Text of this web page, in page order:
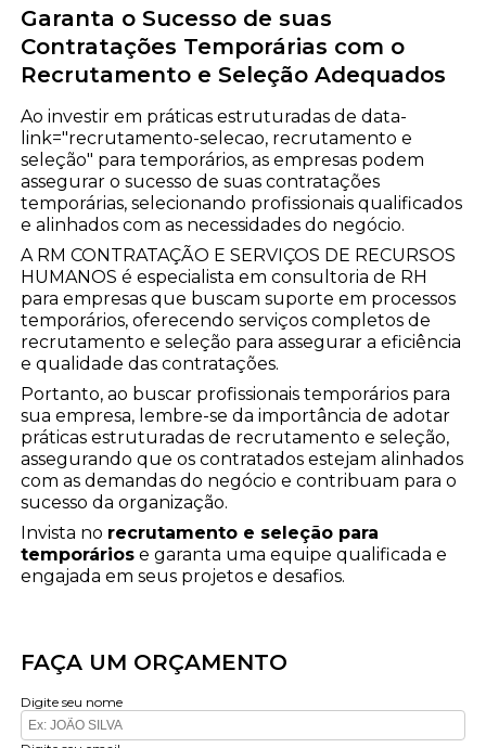
Garanta o Sucesso de suas
Contratações Temporárias com o
Recrutamento e Seleção Adequados
Ao investir em práticas estruturadas de data-
link="recrutamento-selecao, recrutamento e
seleção" para temporários, as empresas podem
assegurar o sucesso de suas contratações
temporárias, selecionando profissionais qualificados
e alinhados com as necessidades do negócio.
A RM CONTRATAÇÃO E SERVIÇOS DE RECURSOS
HUMANOS é especialista em consultoria de RH
para empresas que buscam suporte em processos
temporários, oferecendo serviços completos de
recrutamento e seleção para assegurar a eficiência
e qualidade das contratações.
Portanto, ao buscar profissionais temporários para
sua empresa, lembre-se da importância de adotar
práticas estruturadas de recrutamento e seleção,
assegurando que os contratados estejam alinhados
com as demandas do negócio e contribuam para o
sucesso da organização.
Invista no recrutamento e seleção para
temporários e garanta uma equipe qualificada e
engajada em seus projetos e desafios.
FAÇA UM ORÇAMENTO
Digite seu nome